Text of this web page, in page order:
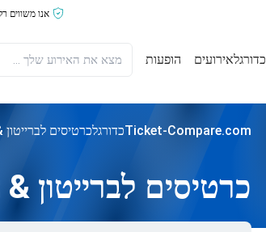
אנו משווים
כדורגלאירועים הופעות
Ticket-Compare.comכדורגלכרטיסים לברייטון
כרטיסים לברייטון &